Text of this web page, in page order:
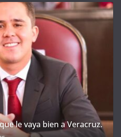
le vaya bien a Veracruz.